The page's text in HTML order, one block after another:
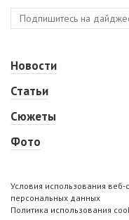
Новости
Статьи
Сюжеты
Фото
Условия использования
персональных данных
Политика использования